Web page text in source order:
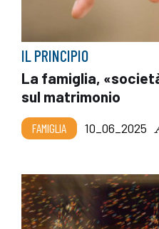
IL PRINCIPIO
La famiglia,
sul matrimonio
FAMIGLIA 10_06_2025